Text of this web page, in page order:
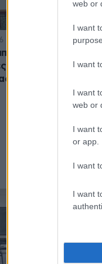
web or
I want
I want
I want
web or
I want
or app.
I want
I want
27 Ιουνίου οι
αιτήσεις για
μαθητών στα